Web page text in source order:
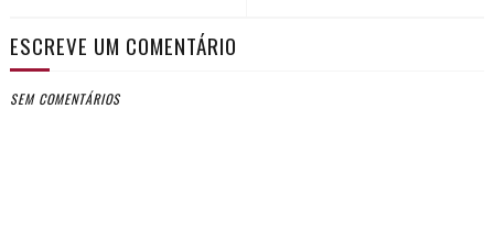
ESCREVE UM COMENTÁRIO
SEM COMENTÁRIOS